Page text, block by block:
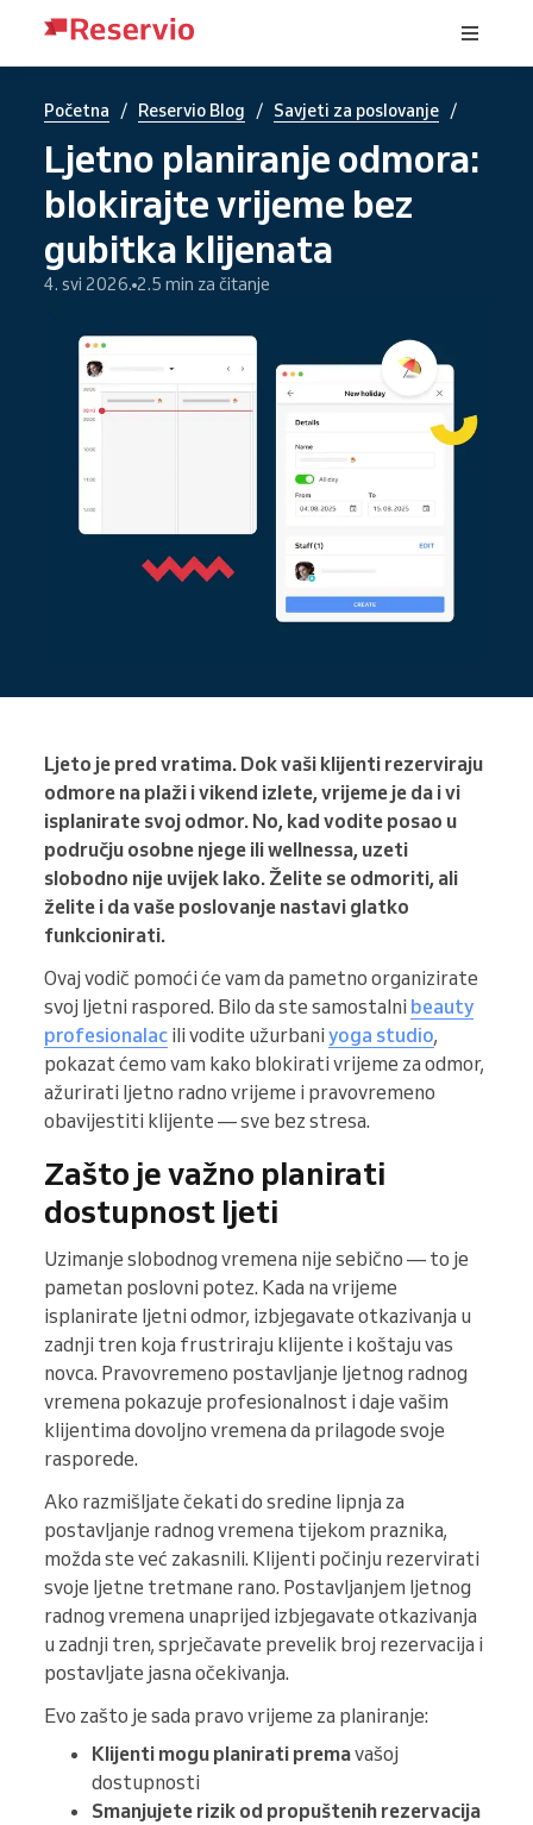
Početna / Reservio Blog / Savjeti za poslovanje /
Ljetno planiranje odmora:
blokirajte vrijeme bez
gubitka klijenata
4. svi 2026. 2.5 min za čitanje
Ljeto je pred vratima. Dok vaši klijenti rezerviraju
odmore na plaži i vikend izlete, vrijeme je da i vi
isplanirate svoj odmor. No, kad vodite posao u
području osobne njege ili wellnessa, uzeti
slobodno nije uvijek lako. Želite se odmoriti, ali
želite i da vaše poslovanje nastavi glatko
funkcionirati.
Ovaj vodič pomoći će vam da pametno organizirate
svoj ljetni raspored. Bilo da ste samostalni beauty
profesionalac ili vodite užurbani yoga studio,
pokazat ćemo vam kako blokirati vrijeme za odmor,
ažurirati ljetno radno vrijeme i pravovremeno
obavijestiti klijente — sve bez stresa.
Zašto je važno planirati
dostupnost ljeti
Uzimanje slobodnog vremena nije sebično — to je
pametan poslovni potez. Kada na vrijeme
isplanirate ljetni odmor, izbjegavate otkazivanja u
zadnji tren koja frustriraju klijente i koštaju vas
novca. Pravovremeno postavljanje ljetnog radnog
vremena pokazuje profesionalnost i daje vašim
klijentima dovoljno vremena da prilagode svoje
rasporede.
Ako razmišljate čekati do sredine lipnja za
postavljanje radnog vremena tijekom praznika,
možda ste već zakasnili. Klijenti počinju rezervirati
svoje ljetne tretmane rano. Postavljanjem ljetnog
radnog vremena unaprijed izbjegavate otkazivanja
u zadnji tren, sprječavate prevelik broj rezervacija i
postavljate jasna očekivanja.
Evo zašto je sada pravo vrijeme za planiranje:
Klijenti mogu planirati premavašoj
dostupnosti
Smanjujete rizik od propuštenih rezervacija